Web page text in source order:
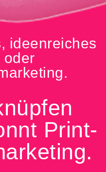
ideenreiches
oder
Print-